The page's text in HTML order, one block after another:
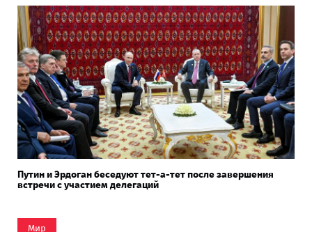
Путин и Эрдоган беседуют тет-а-тет после завершения
встречи с участием делегаций
Мир